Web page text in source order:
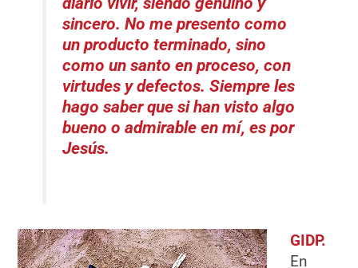
sincero. No me presento como
un producto terminado, sino
como un santo en proceso, con
virtudes y defectos. Siempre les
hago saber que si han visto algo
bueno o admirable en mí, es por
Jesús.
GIDP.
En